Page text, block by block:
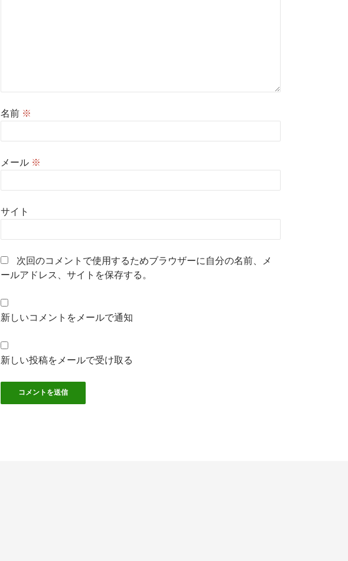
名前 ※
メール ※
サイト
次回のコメントで使用するためブラウザーに自分の名前、メ
ールアドレス、サイトを保存する。
新しいコメントをメールで通知
新しい投稿をメールで受け取る